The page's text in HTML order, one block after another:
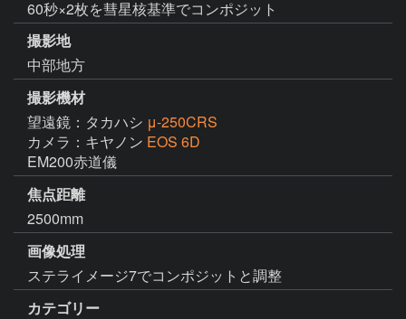
60秒×2枚を彗星核基準でコンポジット
撮影地
中部地方
撮影機材
望遠鏡：タカハシ μ-250CRS
カメラ：キヤノン EOS 6D
EM200赤道儀
焦点距離
2500mm
画像処理
ステライメージ7でコンポジットと調整
カテゴリー